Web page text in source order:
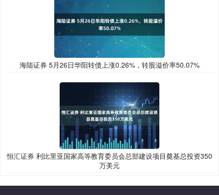
海陆证券 5月26日华阳转债上涨0.26%，转股溢价率50.07%
恒汇证券 利比里亚国家高等教育委员会总部建设项目奠基总投资350
万美元